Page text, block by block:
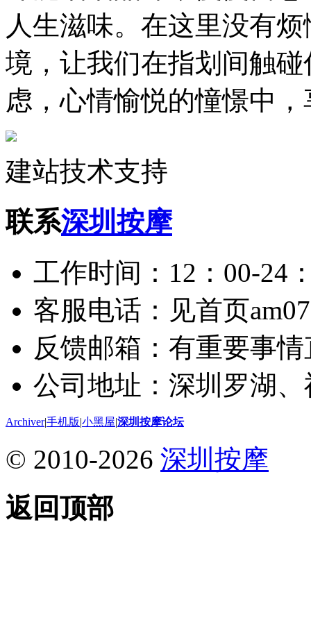
人生滋味。在这里没有
境，让我们在指划间触
虑，心情愉悦的憧憬中
建站技术支持
联系深圳按摩
工作时间：12：00-24
客服电话：见首页
反馈邮箱：有重要事
公司地址：深圳罗湖
Archiver|手机版|小黑屋|深圳按摩论坛
© 2010-2026 深圳按摩
返回顶部